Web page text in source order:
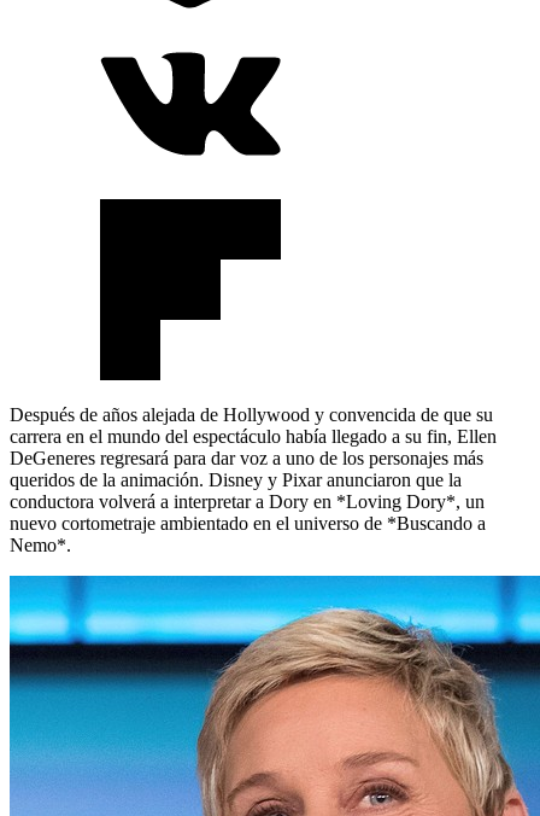
Después de años alejada de Hollywood y convencida de que su
carrera en el mundo del espectáculo había llegado a su fin, Ellen
DeGeneres regresará para dar voz a uno de los personajes más
queridos de la animación. Disney y Pixar anunciaron que la
conductora volverá a interpretar a Dory en *Loving Dory*, un
nuevo cortometraje ambientado en el universo de *Buscando a
Nemo*.